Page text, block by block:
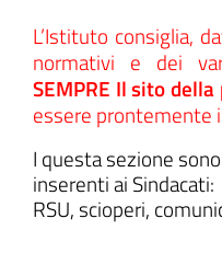
L’Istituto consiglia,
normativi e dei
SEMPRE Il sito
essere prontemente
I questa sezione
inserenti ai Sindacati:
RSU, scioperi,